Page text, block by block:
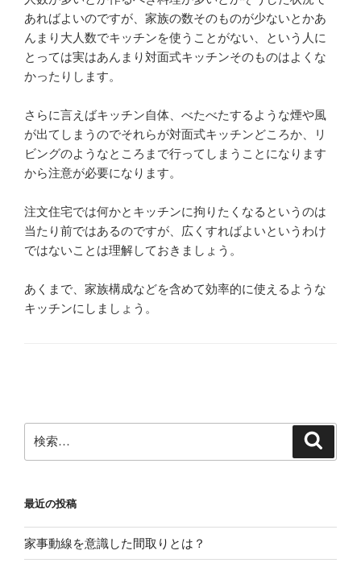
あればよいのですが、家族の数そのものが少ないとかあ
んまり大人数でキッチンを使うことがない、という人に
とっては実はあんまり対面式キッチンそのものはよくな
かったりします。
さらに言えばキッチン自体、べたべたするような煙や風
が出てしまうのでそれらが対面式キッチンどころか、リ
ビングのようなところまで行ってしまうことになります
から注意が必要になります。
注文住宅では何かとキッチンに拘りたくなるというのは
当たり前ではあるのですが、広くすればよいというわけ
ではないことは理解しておきましょう。
あくまで、家族構成などを含めて効率的に使えるような
キッチンにしましょう。
索:
最近の投稿
家事動線を意識した間取りとは？